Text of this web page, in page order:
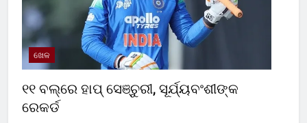
ଖେଳ
୧୧ ବଲ୍‌ରେ ହାପ୍ ସେଞ୍ଚୁରୀ, ସୂର୍ଯ୍ୟବଂଶୀଙ୍କ
ରେକର୍ଡ